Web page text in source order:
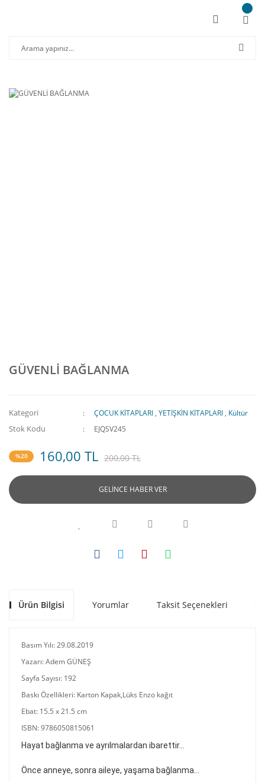
GÜVENLİ BAĞLANMA
Kategori ÇOCUK KİTAPLARI ,YETİŞKİN KİTAPLARI , Kültür
Stok Kodu EJQSV245
%20 160,00 TL 200,00 TL
GELİNCE HABER VER
Ürün Bilgisi Yorumlar Taksit Seçenekleri
Basım Yılı: 29.08.2019
Yazarı: Adem GÜNEŞ
Sayfa Sayısı: 192
Baskı Özellikleri: Karton Kapak,Lüks Enzo kağıt
Ebat: 15.5 x 21.5 cm
ISBN: 9786050815061
Hayat bağlanma ve ayrılmalardan ibarettir…
Önce anneye, sonra aileye, yaşama bağlanma…